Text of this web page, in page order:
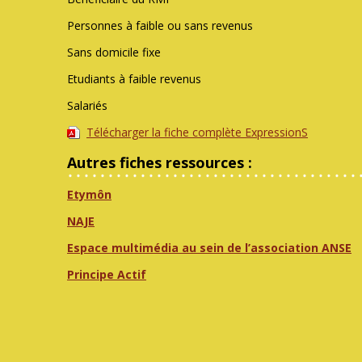
Personnes à faible ou sans revenus
Sans domicile fixe
Etudiants à faible revenus
Salariés
Télécharger la fiche complète ExpressionS
Autres fiches ressources :
Etymôn
NAJE
Espace multimédia au sein de l’association ANSE
Principe Actif